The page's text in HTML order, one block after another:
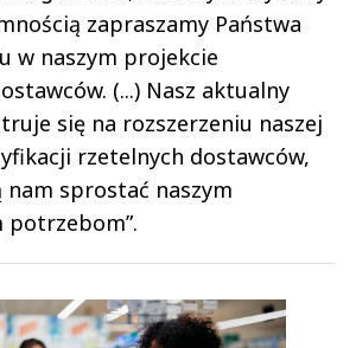
zapraszamy Państwa
w naszym projekcie
(...) Nasz aktualny
się na rozszerzeniu naszej
rzetelnych dostawców,
sprostać naszym
potrzebom”.